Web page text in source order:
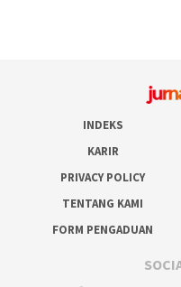
INDEKS
KARIR
PRIVACY POLICY
TENTANG KAMI
FORM PENGADUAN